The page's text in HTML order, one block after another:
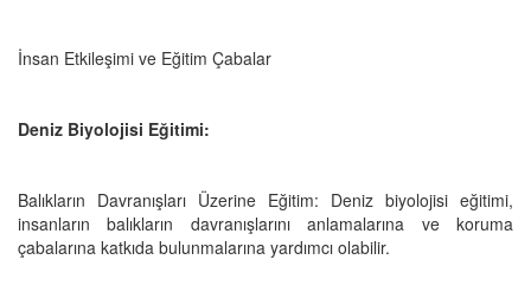
İnsan Etkileşimi ve Eğitim Çabalar
Deniz Biyolojisi Eğitimi:
Balıkların Davranışları Üzerine Eğitim: Deniz biyolojisi eğitimi,
insanların balıkların davranışlarını anlamalarına ve koruma
çabalarına katkıda bulunmalarına yardımcı olabilir.